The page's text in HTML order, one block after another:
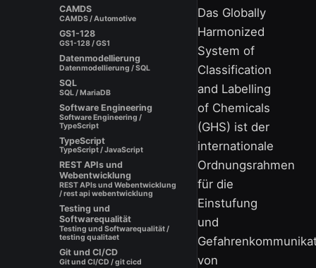
CAMDS
CAMDS / Automotive
GS1-128
GS1-128 / GS1
Datenmodellierung
Datenmodellierung / SQL
SQL
SQL / MariaDB
Software Engineering
Software Engineering /
TypeScript
TypeScript
TypeScript / JavaScript
REST APIs und
Webentwicklung
REST APIs und Webentwicklung
/ rest api webentwicklung
Testing und
Softwarequalität
Testing und Softwarequalität /
testing qualitaet
Git und CI/CD
Git und CI/CD / git cicd
Das Globally
Harmonized
System of
Classification
and Labelling
of Chemicals
(GHS) ist der
internationale
Ordnungsrahmen
für die
Einstufung
und
von